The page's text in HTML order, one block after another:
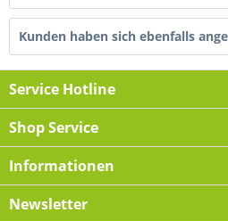
Kunden haben sich ebenfalls
Service Hotline
Shop Service
Informationen
Newsletter